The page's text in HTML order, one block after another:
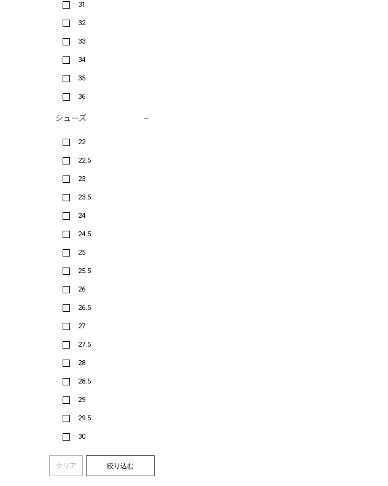
31
32
33
34
35
36
シューズ
22
22.5
23
23.5
24
24.5
25
25.5
26
26.5
27
27.5
28
28.5
29
29.5
30
クリア 絞り込む